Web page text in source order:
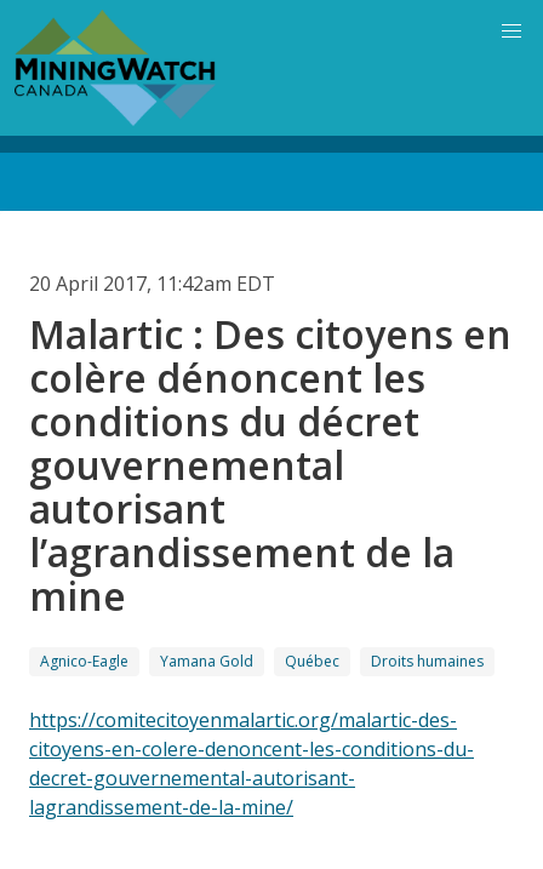
main
content
20 April 2017, 11:42am EDT
Malartic : Des citoyens en
colère dénoncent les
conditions du décret
gouvernemental
autorisant
l’agrandissement de la
mine
Agnico-Eagle Yamana Gold Québec Droits humaines
https://comitecitoyenmalartic.org/malartic-des-
citoyens-en-colere-denoncent-les-conditions-du-
decret-gouvernemental-autorisant-
lagrandissement-de-la-mine/